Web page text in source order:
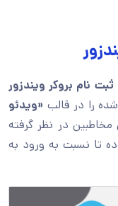
ثبت نام بروکر ویندزور
را در قالب «ویدئو
مخاطبین در نظر گرفته
تا نسبت به ورود به